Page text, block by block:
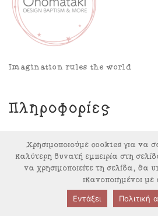
Imagination rules the world
Πληροφορίες
Πολιτική Απορρήτου
Όροι & Προϋποθέσεις
Κατάσταση παραγγελίας
Αναζήτηση Αποστολής – ΕΛΤΑ
Χρησιμοποιούμε cookies για να
καλύτερη δυνατή εμπειρία στη
να χρησιμοποιείτε τη σελίδα, θα
ικανοποιημένοι με
Εντάξει Πολιτική